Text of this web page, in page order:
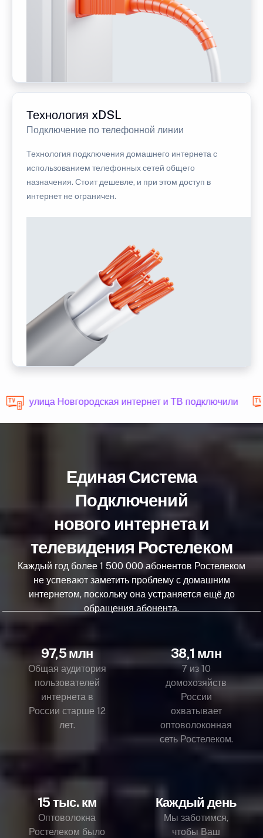
Технология xDSL
Подключение по телефонной линии
Технология подключения домашнего интернета с
использованием телефонных сетей общего
назначения. Стоит дешевле, и при этом доступ в
интернет не ограничен.
улица Новгородская интернет и ТВ подключили
Единая Система
Подключений
нового интернета и
телевидения Ростелеком
Каждый год более 1 500 000 абонентов Ростелеком
не успевают заметить проблему с домашним
интернетом, поскольку она устраняется ещё до
обращения абонента.
97,5 млн
Общая аудитория
пользователей
интернета в
России старше 12
лет.
38,1 млн
7 из 10
домохозяйств
России
охватывает
оптоволоконная
сеть Ростелеком.
15 тыс. км
Оптоволокна
Ростелеком было
Каждый день
Мы заботимся,
чтобы Ваш